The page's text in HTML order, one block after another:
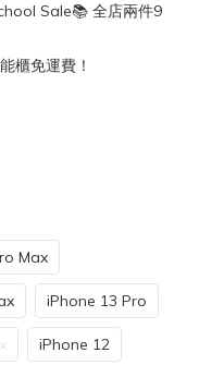
Sale📚 全店兩件9
櫃免運費！
Max
iPhone 13 Pro
iPhone 12